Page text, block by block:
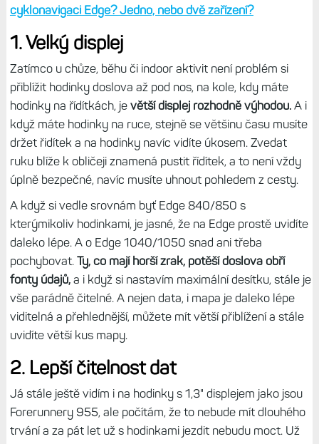
cyklonavigaci Edge? Jedno, nebo dvě zařízení?
1. Velký displej
Zatímco u chůze, běhu či indoor aktivit není problém si
přiblížit hodinky doslova až pod nos, na kole, kdy máte
hodinky na řídítkách, je větší displej rozhodně výhodou.A i
když máte hodinky na ruce, stejně se většinu času musíte
držet řidítek a na hodinky navíc vidíte úkosem. Zvedat
ruku blíže k obličeji znamená pustit řídítek, a to není vždy
úplně bezpečné, navíc musíte uhnout pohledem z cesty.
A když si vedle srovnám byť Edge 840/850 s
kterýmikoliv hodinkami, je jasné, že na Edge prostě uvidíte
daleko lépe. A o Edge 1040/1050 snad ani třeba
pochybovat. Ty, co mají horší zrak, potěší doslova obří
fonty údajů,a i když si nastavím maximální desítku, stále je
vše parádně čitelné. A nejen data, i mapa je daleko lépe
viditelná a přehlednější, můžete mít větší přiblížení a stále
uvidíte větší kus mapy.
2. Lepší čitelnost dat
Já stále ještě vidím i na hodinky s 1,3" displejem jako jsou
Forerunnery 955, ale počítám, že to nebude mít dlouhého
trvání a za pát let už s hodinkami jezdit nebudu moct. Už